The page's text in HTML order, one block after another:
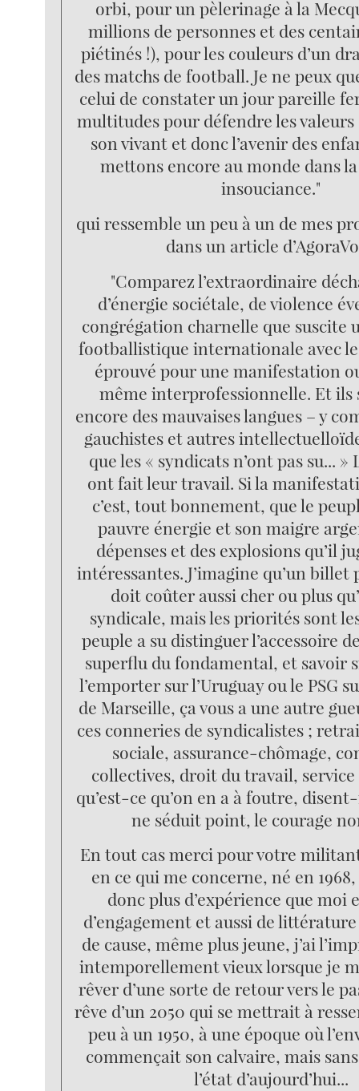
orbi, pour un pèlerinage à la
millions de personnes et des
piétinés !), pour les couleurs d’un
des matchs de football. Je ne peux
celui de constater un jour pareille
multitudes pour défendre les valeurs
son vivant et donc l’avenir des
mettons encore au monde dans
insouciance."
qui ressemble un peu à un de mes
dans un article
"Comparez l’extraordinaire
d’énergie sociétale, de violence
congrégation charnelle que suscite
footballistique internationale avec
éprouvé pour une manifestation
même interprofessionnelle. Et ils
encore des mauvaises langues – y
gauchistes et autres
que les « syndicats n’ont pas su... »
ont fait leur travail. Si la
c’est, tout bonnement, que le
pauvre énergie et son maigre
dépenses et des explosions qu’il
intéressantes. J’imagine qu’un
doit coûter aussi cher ou plus
syndicale, mais les priorités sont
peuple a su distinguer l’accessoire
superflu du fondamental, et savoir
l’emporter sur l’Uruguay ou le PSG
de Marseille, ça vous a une autre
ces conneries de syndicalistes ;
sociale, assurance-chômage,
collectives, droit du travail,
qu’est-ce qu’on en a à foutre,
ne séduit point, le courage
En tout cas merci pour votre
en ce qui me concerne, né en
donc plus d’expérience que moi
d’engagement et aussi de
de cause, même plus jeune, j’ai
intemporellement vieux lorsque je
rêver d’une sorte de retour vers le
rêve d’un 2050 qui se mettrait à
peu à un 1950, à une époque où
commençait son calvaire, mais
l’état d’aujourd’hui...